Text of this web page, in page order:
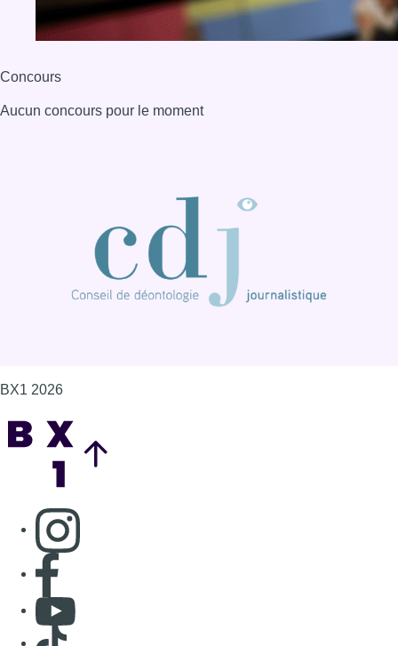
Concours
Aucun concours pour le moment
BX1 2026
Consulter page Instagram
Consulter page Facebook
Consulter Youtube
Consulter TikTok